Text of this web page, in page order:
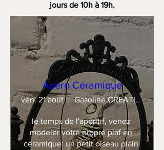
jours de 10h à 19h.
Apéro Céramique
ven. 21 août Gasoline CREATION
le temps de l'apéritif, venez
modeler votre propre piaf en
céramique: un petit oiseau plain